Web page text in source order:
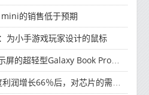
的销售低于预期
为小手游戏玩家设计的鼠标
Book Pro和Galaxy Book Pro 360笔记本电脑
增长66％后，对芯片的需求将增强